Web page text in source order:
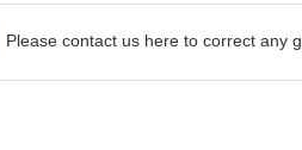
Please contact us here to correct any